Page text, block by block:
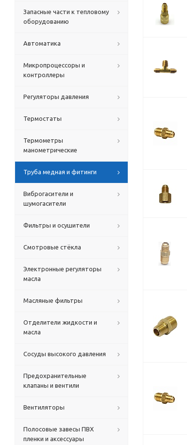
Запасные части к тепловому
оборудованию
Автоматика
Микропроцессоры и
контроллеры
Регуляторы давления
Термостаты
Термометры
манометрические
Труба медная и фитинги
Виброгасители и
шумогасители
Фильтры и осушители
Смотровые стёкла
Электронные регуляторы
масла
Масляные фильтры
Отделители жидкости и
масла
Сосуды высокого давления
Предохранительные
клапаны и вентили
Вентиляторы
Полосовые завесы ПВХ
пленки и аксессуары